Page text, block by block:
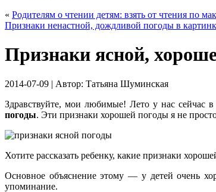
« Родителям о чтении детям: взять от чтения по
Признаки ненастной, дождливой погоды в
Признаки ясной,
2014-07-09 | Автор: Татьяна Шуминская
Здравствуйте, мои любимые! Лето у нас сейчас
погоды. Эти признаки хорошей погоды я не
Хотите рассказать ребенку, какие признаки
Основное объяснение этому — у детей очень
упоминание.